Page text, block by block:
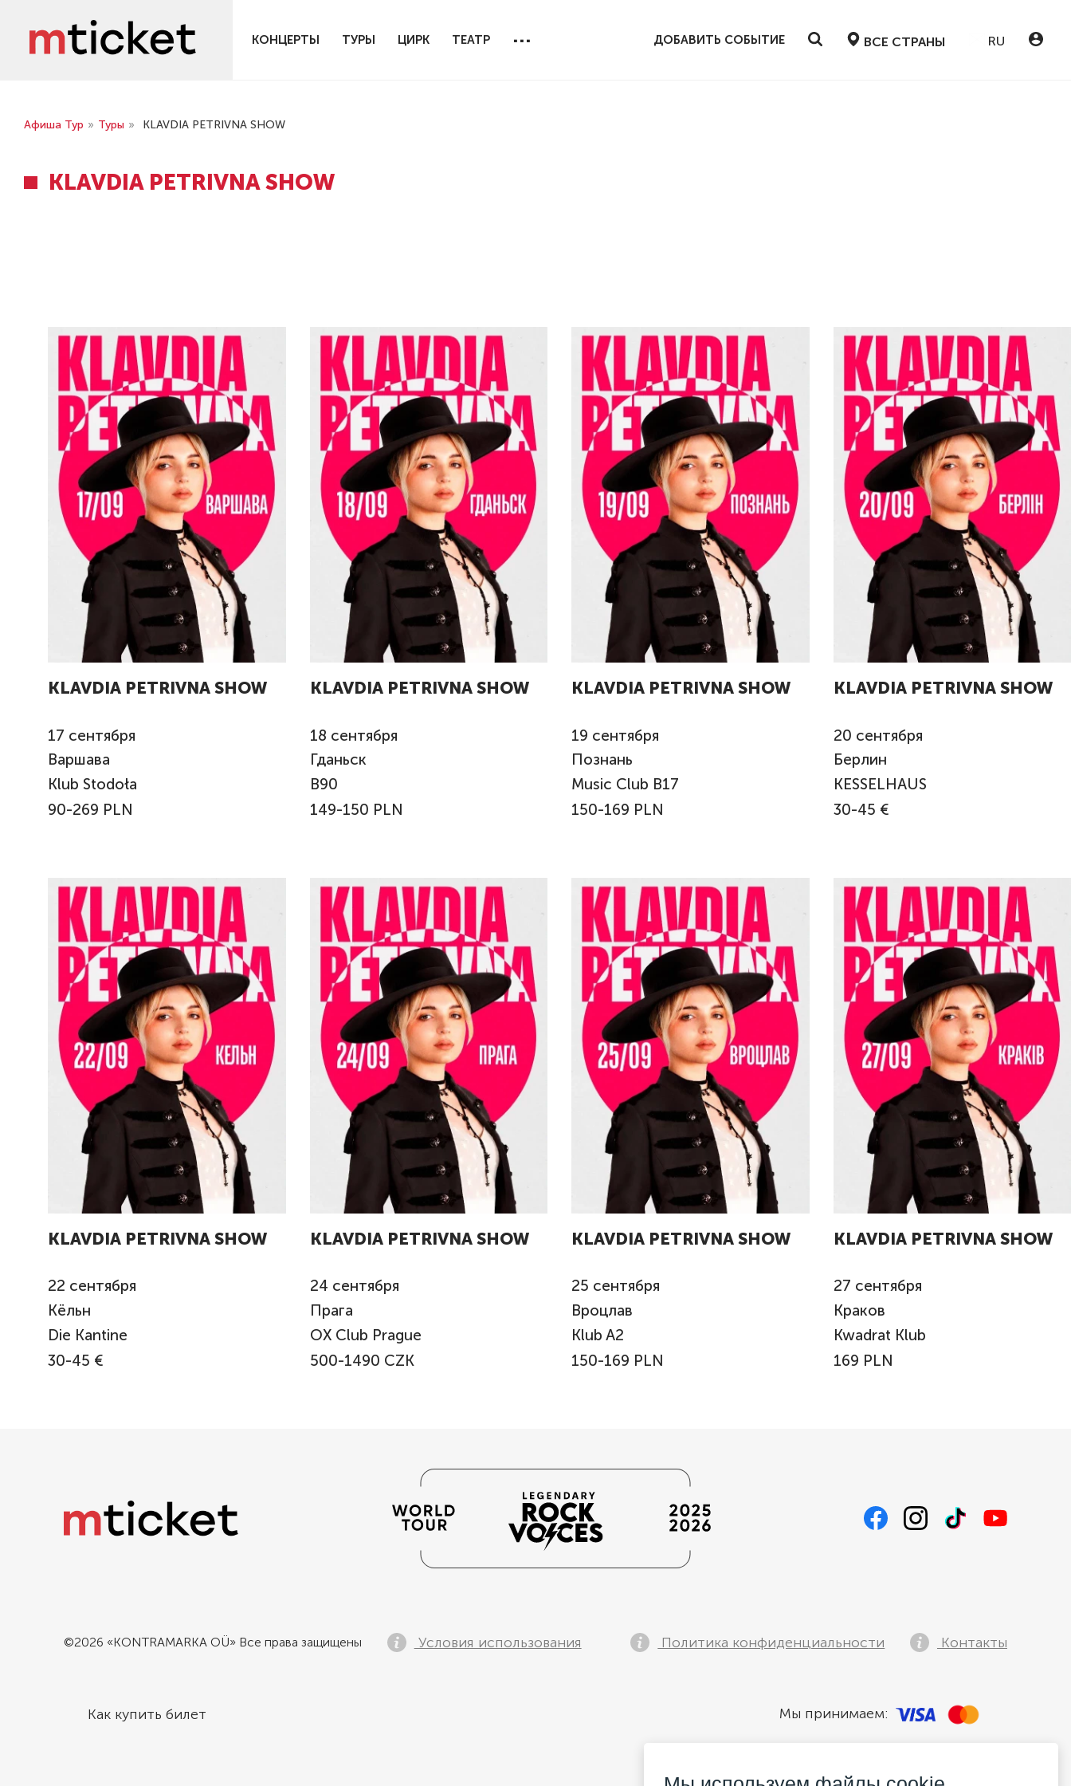
КОНЦЕРТЫ ТУРЫ ЦИРК ТЕАТР ... ДОБАВИТЬ СОБЫТИЕ ВСЕ СТРАНЫ RU
Афиша Тур » Туры » KLAVDIA PETRIVNA SHOW
KLAVDIA PETRIVNA SHOW
KLAVDIA PETRIVNA SHOW
17 сентября
Варшава
Klub Stodoła
90-269 PLN
KLAVDIA PETRIVNA SHOW
18 сентября
Гданьск
B90
149-150 PLN
KLAVDIA PETRIVNA SHOW
19 сентября
Познань
Music Club B17
150-169 PLN
KLAVDIA PETRIVNA SHOW
20 сентября
Берлин
KESSELHAUS
30-45 €
KLAVDIA PETRIVNA SHOW
22 сентября
Кёльн
Die Kantine
30-45 €
KLAVDIA PETRIVNA SHOW
24 сентября
Прага
OX Club Prague
500-1490 CZK
KLAVDIA PETRIVNA SHOW
25 сентября
Вроцлав
Klub A2
150-169 PLN
KLAVDIA PETRIVNA SHOW
27 сентября
Краков
Kwadrat Klub
169 PLN
©2026 «KONTRAMARKA OÜ» Все права защищены Условия использования Политика конфиденциальности Контакты
Как купить билет Мы принимаем: